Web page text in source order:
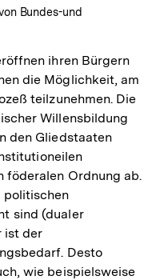
Bundes-und
ihren Bürgern
die Möglichkeit, am
teilzunehmen. Die
Willensbildung
den Gliedstaaten
föderalen Ordnung ab.
politischen
sind (dualer
ist der
Desto
wie beispielsweise